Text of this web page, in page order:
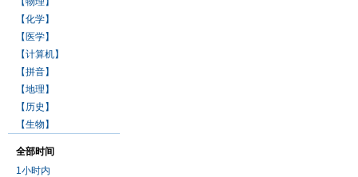
【化学】
【医学】
【计算机】
【拼音】
【地理】
【历史】
【生物】
全部时间
1小时内